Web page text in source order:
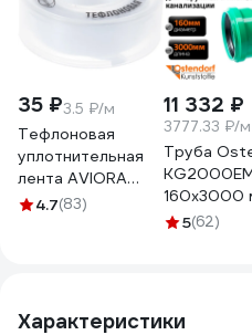
35 ₽3.5 ₽/м
Тефлоновая
уплотнительная
лента AVIORA
ФУМ 12 мм, 10 м
4.7(83)
11 332 ₽
3777.33 ₽/м
Труба
160x3000
770570
5(62)
Характеристики